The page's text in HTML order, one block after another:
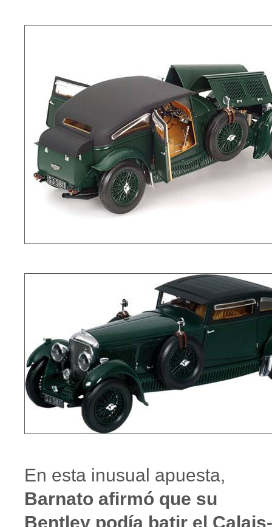
En esta inusual apuesta,
Barnato afirmó que su
Bentley podía batir el Calais-